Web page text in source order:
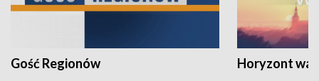
Gość Regionów Horyzont